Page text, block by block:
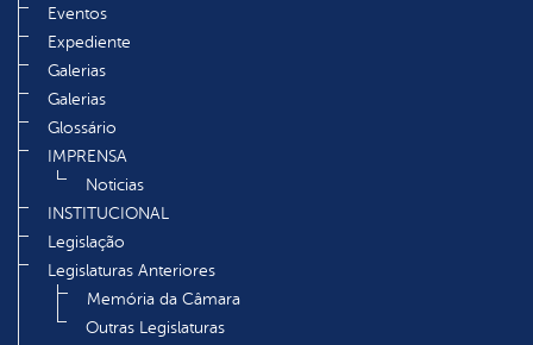
Eventos
Expediente
Galerias
Galerias
Glossário
IMPRENSA
Noticias
INSTITUCIONAL
Legislação
Legislaturas Anteriores
Memória da Câmara
Outras Legislaturas